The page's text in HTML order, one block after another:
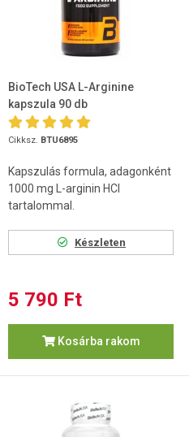
BioTech USA L-Arginine
kapszula 90 db
Cikksz. BTU6895
Kapszulás formula, adagonként
1000 mg L-arginin HCl
tartalommal.
Készleten
5 790 Ft
Kosárba rakom